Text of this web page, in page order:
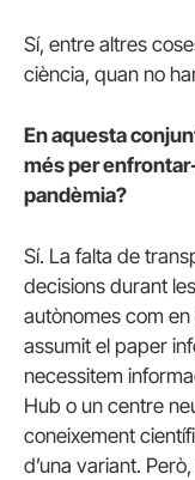
Sí, entre altres
ciència, quan no
En aquesta
més per
pandèmia?
Sí. La falta de
decisions durant
autònomes com en
assumit el paper
necessitem
Hub o un centre
coneixement
d’una variant.